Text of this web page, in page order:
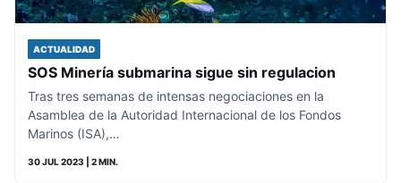
ACTUALIDAD
SOS Minería submarina sigue sin regulacion
Tras tres semanas de intensas negociaciones en la
Asamblea de la Autoridad Internacional de los Fondos
Marinos (ISA),…
30 JUL 2023 | 2 MIN.